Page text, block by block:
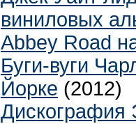
виниловых
Abbey Road
Буги-вуги
Йорке (2012)
Дискография